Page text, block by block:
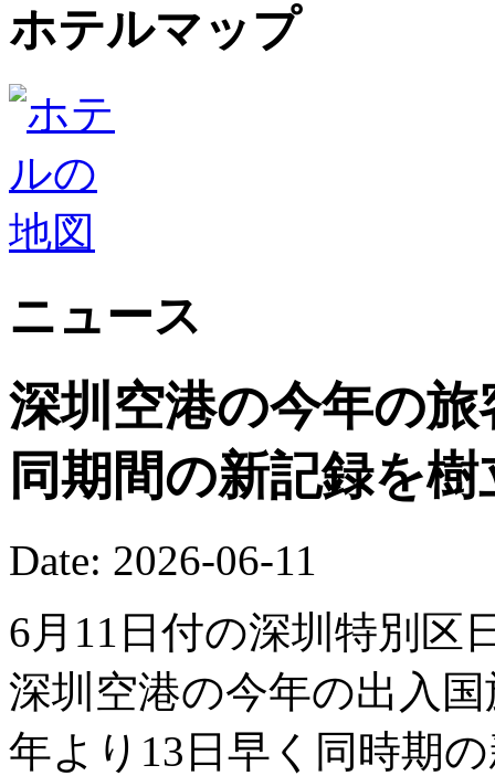
ホテルマップ
ニュース
深圳空港の今年の
同期間の新記録を
Date: 2026-06-11
6月11日付の深圳特別区
深圳空港の今年の出入
年より13日早く同時期